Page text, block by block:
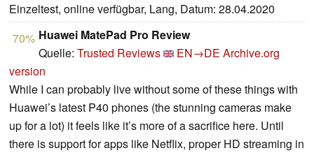
Einzeltest, online verfügbar, Lang, Datum: 28.04.2020
70% Huawei MatePad Pro Review
Quelle: Trusted Reviews EN→DE Archive.org
version
While I can probably live without some of these things with
Huawei’s latest P40 phones (the stunning cameras make
up for a lot) it feels like it’s more of a sacrifice here. Until
there is support for apps like Netflix, proper HD streaming in